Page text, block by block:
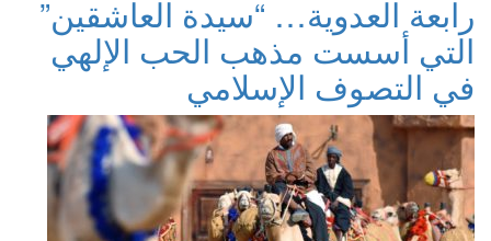
رابعة العدوية… “سيدة العاشقين”
التي أسست مذهب الحب الإلهي
في التصوف الإسلامي